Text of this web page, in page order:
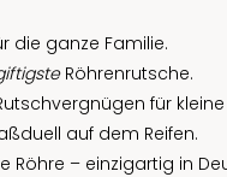
die ganze Familie.
Röhrenrutsche.
für
auf dem Reifen.
Röhre – einzigartig in